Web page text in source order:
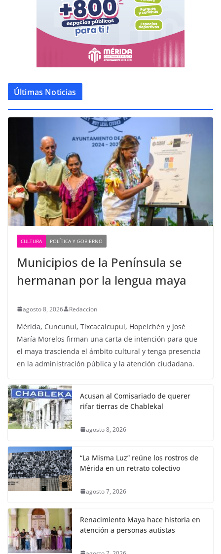
Últimas Noticias
CULTURA POLÍTICA Y GOBIERNO
Municipios de la Península se
hermanan por la lengua maya
agosto 8, 2026 Redaccion
Mérida, Cuncunul, Tixcacalcupul, Hopelchén y José
María Morelos firman una carta de intención para que
el maya trascienda el ámbito cultural y tenga presencia
en la administración pública y la atención ciudadana.
Acusan al Comisariado de querer
rifar tierras de Chablekal
agosto 8, 2026
“La Misma Luz” reúne los rostros de
Mérida en un retrato colectivo
agosto 7, 2026
Renacimiento Maya hace historia en
atención a personas autistas